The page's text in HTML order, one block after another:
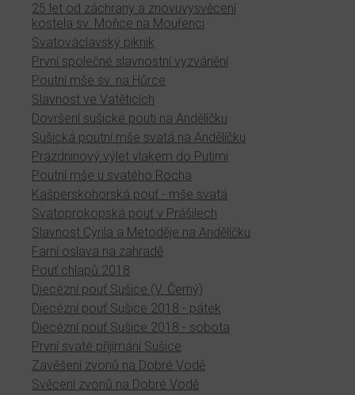
25 let od záchrany a znovuvysvěcení
kostela sv. Mořice na Mouřenci
Svatováclavský piknik
První společné slavnostní vyzvánění
Poutní mše sv. na Hůrce
Slavnost ve Vatěticích
Dovršení sušické pouti na Andělíčku
Sušická poutní mše svatá na Andělíčku
Prázdninový výlet vlakem do Putimi
Poutní mše u svatého Rocha
Kašperskohorská pouť - mše svatá
Svatoprokopská pouť v Prášilech
Slavnost Cyrila a Metoděje na Andělíčku
Farní oslava na zahradě
Pouť chlapů 2018
Diecézní pouť Sušice (V. Černý)
Diecézní pouť Sušice 2018 - pátek
Diecézní pouť Sušice 2018 - sobota
První svaté přijímání Sušice
Zavěšení zvonů na Dobré Vodě
Svěcení zvonů na Dobré Vodě